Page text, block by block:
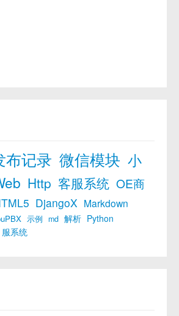
布记录 微信模块 小
Http 客服系统 OE商
DjangoX Markdown
示例 md 解析 Python
服系统